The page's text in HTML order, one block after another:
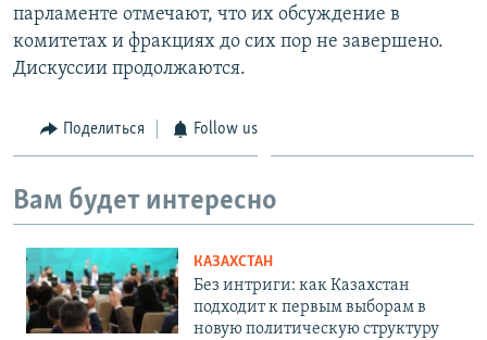
парламенте отмечают, что их обсуждение в
комитетах и фракциях до сих пор не завершено.
Дискуссии продолжаются.
Поделиться Follow us
Вам будет интересно
КАЗАХСТАН
Без интриги: как Казахстан
подходит к первым выборам в
новую политическую структуру